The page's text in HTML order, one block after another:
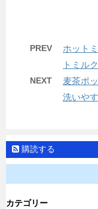
PREV
ホット
トミル
NEXT
麦茶ポ
洗いや
購読する
カテゴリー